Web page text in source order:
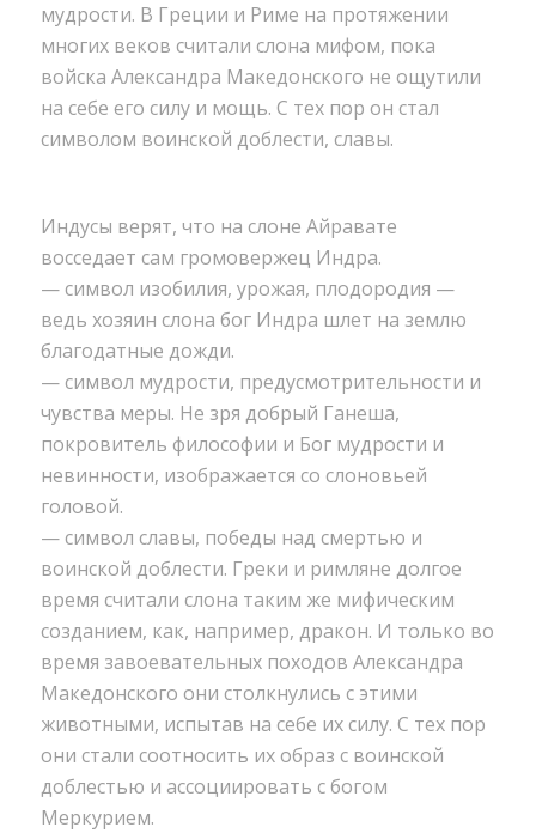
мудрости. В Греции и Риме на протяжении
многих веков считали слона мифом, пока
войска Александра Македонского не ощутили
на себе его силу и мощь. С тех пор он стал
символом воинской доблести, славы.
Индусы верят, что на слоне Айравате
восседает сам громовержец Индра.
— символ изобилия, урожая, плодородия —
ведь хозяин слона бог Индра шлет на землю
благодатные дожди.
— символ мудрости, предусмотрительности и
чувства меры. Не зря добрый Ганеша,
покровитель философии и Бог мудрости и
невинности, изображается со слоновьей
головой.
— символ славы, победы над смертью и
воинской доблести. Греки и римляне долгое
время считали слона таким же мифическим
созданием, как, например, дракон. И только во
время завоевательных походов Александра
Македонского они столкнулись с этими
животными, испытав на себе их силу. С тех пор
они стали соотносить их образ с воинской
доблестью и ассоциировать с богом
Меркурием.